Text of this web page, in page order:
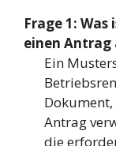
Frage 1:
einen Antrag
Ein
Antrag
die